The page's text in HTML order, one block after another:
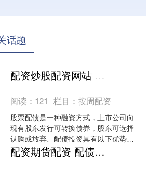
话题
配资炒股配资网站 股票配债投资指南：轻松参与配债认购
阅读： 121 栏目：按周配资
股票配债是一种融资方式，上市公司向
现有股东发行可转换债券，股东可选择
认购或放弃。配债投资具有以下优势：
期货配资是一种金融服务，它允许交易
者使用杠杆资金进行期货....
配资期货配资 配债后股票价格走势解析：跌还是涨？